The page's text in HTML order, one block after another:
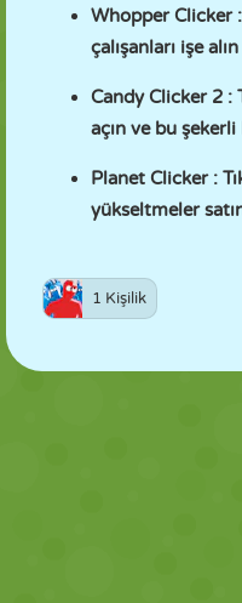
Whopper Clicker:
çalışanları işe
Candy Clicker 2 :
açın ve bu
Planet Clicker:
yükseltmeler
1 Kişilik